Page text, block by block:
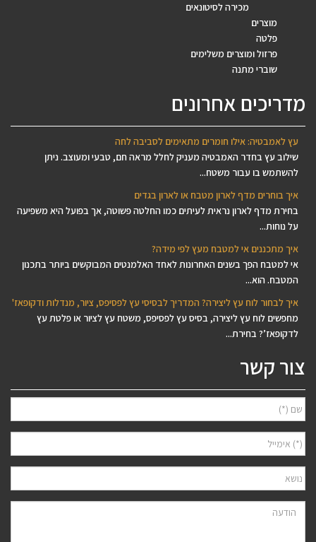
מכירה לסיטונאים
מוצרים
פלטה
פרזול ומוצרים משלימים
שוברי מתנה
מדריכים אחרונים
עץ לאמבטיה: אילו חומרים מתאימים לסביבה לחה
שילוב עץ בחדר האמבטיה מעניק לחלל מראה חם, טבעי ומעוצב. ניתן
להשתמש בו עבור משטח...
איך בוחרים מדף לארון מטבח או לארון בגדים
בחירת מדף לארון נראית לעיתים כמו החלטה פשוטה, אך בפועל היא משפיעה
על נוחות...
איך מתכננים אי למטבח מעץ לפי מידה?
אי למטבח הפך בשנים האחרונות לאחד האלמנטים המבוקשים ביותר בתכנון
המטבח. הוא...
איך לבחור לוח עץ ליצירה? המדריך לבסיסי עץ לפסיפס, ציור, מנדלות ודקופאז'
מחפשים לוח עץ ליצירה, בסיס עץ לפסיפס, משטח עץ לציור או פלטת עץ
לדקופאז’? בחירת...
צור קשר